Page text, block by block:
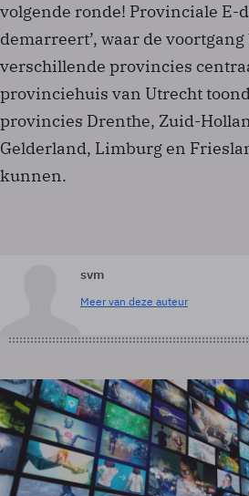
volgende ronde! Provinciale
demarreert’, waar de voortgang
verschillende provincies
provinciehuis van Utrecht
provincies Drenthe, Zuid-
Gelderland, Limburg en
kunnen.
svm
Meer van deze auteur